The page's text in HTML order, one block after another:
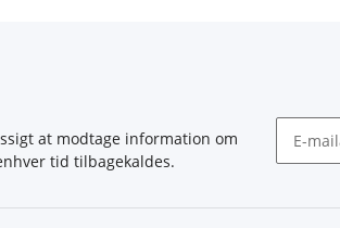
at modtage information om
tid tilbagekaldes.